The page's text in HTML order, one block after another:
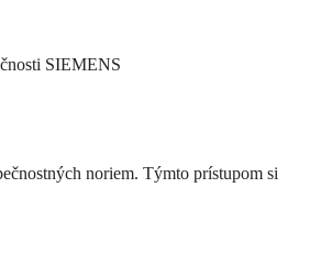
SIEMENS
noriem. Týmto prístupom si